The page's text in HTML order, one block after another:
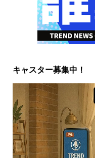
キャスター募集中！